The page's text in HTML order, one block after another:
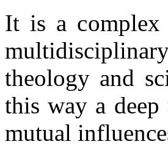
It is a
theology and
this way a
mutual